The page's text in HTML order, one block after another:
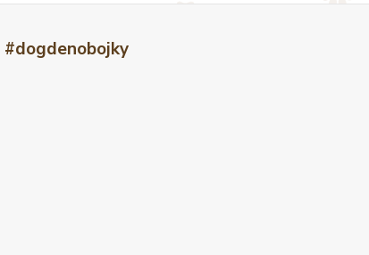
#dogdenobojky